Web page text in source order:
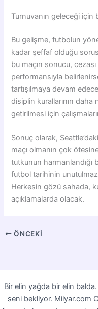
Turnuvanın geleceği
Bu gelişme, futbolun
kadar şeffaf olduğu
bu maçın sonucu,
performansıyla
tartışılmaya devam
disiplin kurallarının daha
getirilmesi için
Sonuç olarak,
maçı olmanın çok
tutkunun
futbol tarihinin unutulmaz
Herkesin gözü sahada,
açıklamalarda olacak.
ÖNCEKI
Bir elin yağda bir elin
seni bekliyor. Milyar.com